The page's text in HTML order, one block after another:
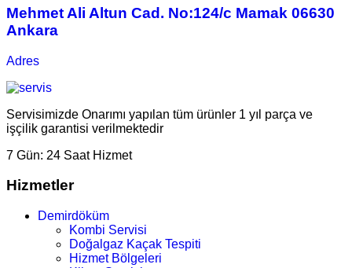
Mehmet Ali Altun Cad. No:124/c Mamak 06630
Ankara
Adres
Servisimizde Onarımı yapılan tüm ürünler 1 yıl parça ve
işçilik garantisi verilmektedir
7 Gün: 24 Saat Hizmet
Hizmetler
Demirdöküm
Kombi Servisi
Doğalgaz Kaçak Tespiti
Hizmet Bölgeleri